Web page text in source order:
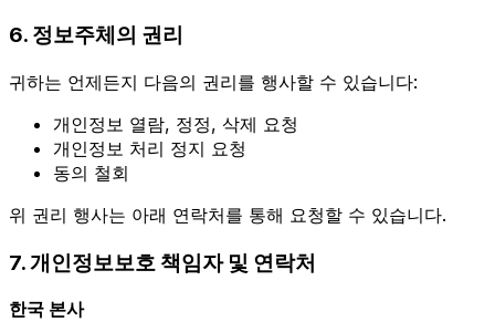
6. 정보주체의 권리
귀하는 언제든지 다음의 권리를 행사할 수 있습니다:
개인정보 열람, 정정, 삭제 요청
개인정보 처리 정지 요청
동의 철회
위 권리 행사는 아래 연락처를 통해 요청할 수 있습니다.
7. 개인정보보호 책임자 및 연락처
한국 본사